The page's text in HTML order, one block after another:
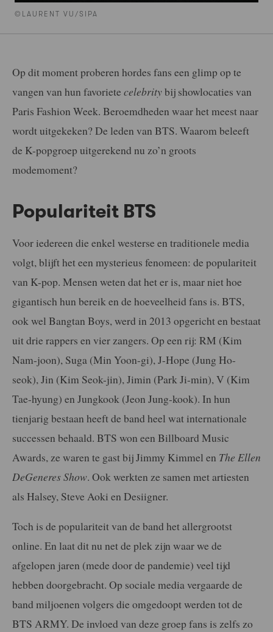
©LAURENT VU/SIPA
Op dit moment proberen hordes fans een glimp op te
vangen van hun favoriete celebritybij showlocaties van
Paris Fashion Week. Beroemdheden waar het meest naar
wordt uitgekeken? De leden van BTS. Waarom beleeft
de K-popgroep uitgerekend nu zo’n groots
modemoment?
Populariteit BTS
Voor iedereen die enkel westerse en traditionele media
volgt, blijft het een mysterieus fenomeen: de populariteit
van K-pop. Mensen weten dat het er is, maar niet hoe
gigantisch hun bereik en de hoeveelheid fans is. BTS,
ook wel Bangtan Boys, werd in 2013 opgericht en bestaat
uit drie rappers en vier zangers. Op een rij: RM (Kim
Nam-joon), Suga (Min Yoon-gi), J-Hope (Jung Ho-
seok), Jin (Kim Seok-jin), Jimin (Park Ji-min), V (Kim
Tae-hyung) en Jungkook (Jeon Jung-kook). In hun
tienjarig bestaan heeft de band heel wat internationale
successen behaald. BTS won een Billboard Music
Awards, ze waren te gast bij Jimmy Kimmel en The Ellen
DeGeneres Show. Ook werkten ze samen met artiesten
als Halsey, Steve Aoki en Desiigner.
Toch is de populariteit van de band het allergrootst
online. En laat dit nu net de plek zijn waar we de
afgelopen jaren (mede door de pandemie) veel tijd
hebben doorgebracht. Op sociale media vergaarde de
band miljoenen volgers die omgedoopt werden tot de
BTS ARMY. De invloed van deze groep fans is zelfs zo